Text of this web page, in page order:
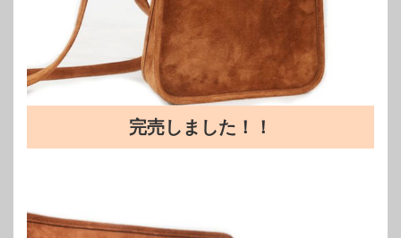
完売しました！！